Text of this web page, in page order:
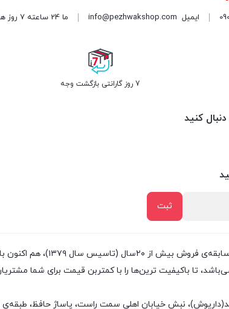
ایمیل info@pezhwakshop.com ما 24 ساعته 7 روز هفته پاسخگوی شما هستیم.
7 روز گارانتی بازگشت وجه
کنید
فروشگاه پژواک
تا باکیفیت ترین‌ها را با کمتربن قیمت برای شما
نبش خیابان اهلی سمت راست، پاساژ حافظ،